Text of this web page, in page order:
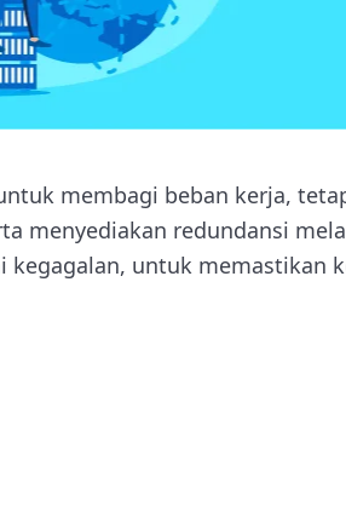
membagi beban kerja,
menyediakan redundansi
untuk memastikan